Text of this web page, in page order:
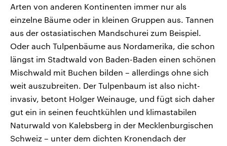
Arten von anderen Kontinenten immer nur als
einzelne Bäume oder in kleinen Gruppen aus. Tannen
aus der ostasiatischen Mandschurei zum Beispiel.
Oder auch Tulpenbäume aus Nordamerika, die schon
längst im Stadtwald von Baden-Baden einen schönen
Mischwald mit Buchen bilden – allerdings ohne sich
weit auszubreiten. Der Tulpenbaum ist also nicht-
invasiv, betont Holger Weinauge, und fügt sich daher
gut ein in seinen feuchtkühlen und klimastabilen
Naturwald von Kalebsberg in der Mecklenburgischen
Schweiz – unter dem dichten Kronendach der